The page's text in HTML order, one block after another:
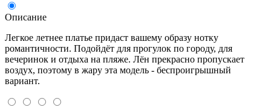
Описание
Легкое летнее платье придаст вашему образу нотку
романтичности. Подойдёт для прогулок по городу, для
вечеринок и отдыха на пляже. Лён прекрасно пропускает
воздух, поэтому в жару эта модель - беспроигрышный
вариант.